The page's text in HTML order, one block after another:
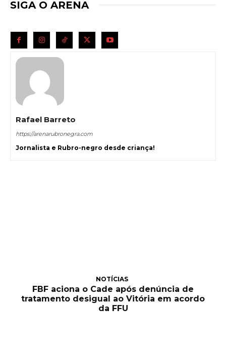
SIGA O ARENA
Rafael Barreto
https://arenarubronegra.com
Jornalista e Rubro-negro desde criança!
NOTÍCIAS
FBF aciona o Cade após denúncia de
tratamento desigual ao Vitória em acordo
da FFU